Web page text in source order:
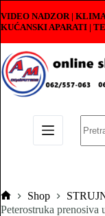
to
content
VIDEO NADZOR |
KUĆANSKI APARATI |
Pocetna
Shop
Peterostruka prenosiva